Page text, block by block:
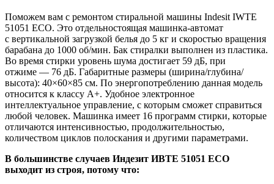
Поможем вам с ремонтом стиральной машины Indesit IWTE
51051 ECO. Это отдельностоящая машинка-автомат
с вертикальной загрузкой белья до 5 кг и скоростью вращения
барабана до 1000 об/мин. Бак стиралки выполнен из пластика.
Во время стирки уровень шума достигает 59 дБ, при
отжиме — 76 дБ. Габаритные размеры (ширина/глубина/
высота): 40×60×85 см. По энергопотреблению данная модель
относится к классу A+. Удобное электронное
интеллектуальное управление, с которым сможет справиться
любой человек. Машинка имеет 16 программ стирки, которые
отличаются интенсивностью, продолжительностью,
количеством циклов полоскания и другими параметрами.
В большинстве случаев Индезит ИВТЕ 51051 ЕСО
выходит из строя, потому что: